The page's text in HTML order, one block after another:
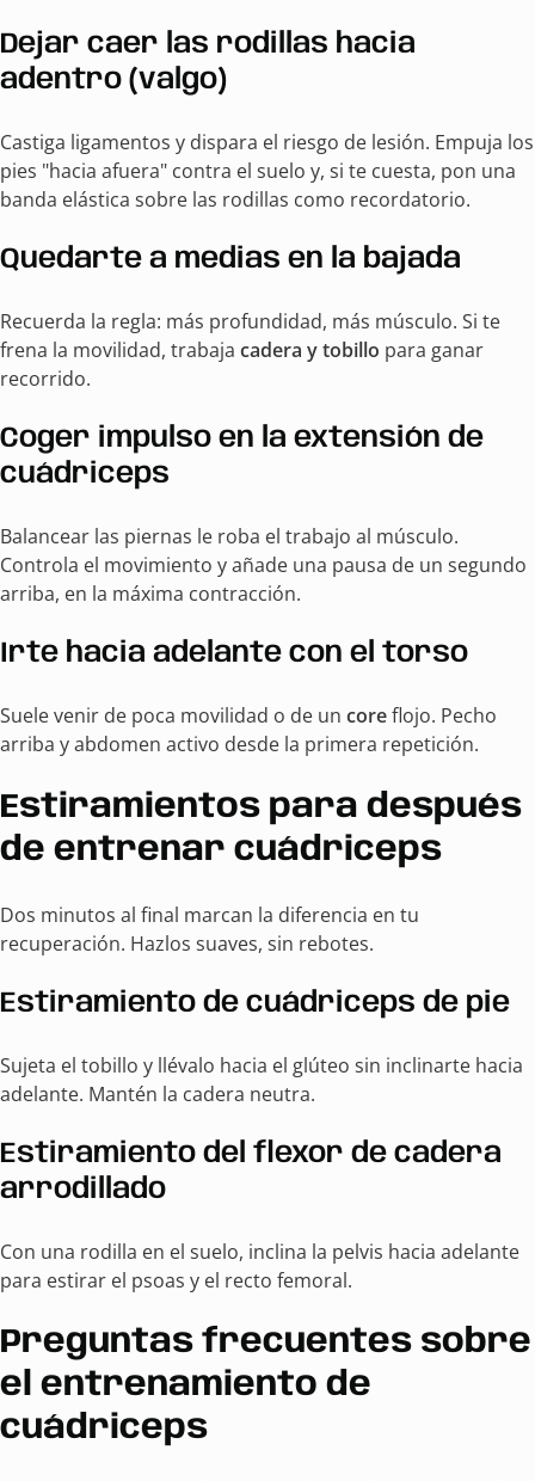
Dejar caer las rodillas hacia
adentro (valgo)
Castiga ligamentos y dispara el riesgo de lesión. Empuja los
pies "hacia afuera" contra el suelo y, si te cuesta, pon una
banda elástica sobre las rodillas como recordatorio.
Quedarte a medias en la bajada
Recuerda la regla: más profundidad, más músculo. Si te
frena la movilidad, trabaja cadera y tobillo para ganar
recorrido.
Coger impulso en la extensión de
cuádriceps
Balancear las piernas le roba el trabajo al músculo.
Controla el movimiento y añade una pausa de un segundo
arriba, en la máxima contracción.
Irte hacia adelante con el torso
Suele venir de poca movilidad o de un coreflojo. Pecho
arriba y abdomen activo desde la primera repetición.
Estiramientos para después
de entrenar cuádriceps
Dos minutos al final marcan la diferencia en tu
recuperación. Hazlos suaves, sin rebotes.
Estiramiento de cuádriceps de pie
Sujeta el tobillo y llévalo hacia el glúteo sin inclinarte hacia
adelante. Mantén la cadera neutra.
Estiramiento del flexor de cadera
arrodillado
Con una rodilla en el suelo, inclina la pelvis hacia adelante
para estirar el psoas y el recto femoral.
Preguntas frecuentes sobre
el entrenamiento de
cuádriceps